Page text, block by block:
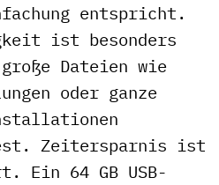
entspricht.
ist besonders
Dateien wie
oder ganze
Zeitersparnis ist
Ein 64 GB USB-